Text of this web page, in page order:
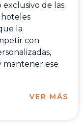
exclusivo de las
hoteles
la
con
mantener ese
VER MÁS